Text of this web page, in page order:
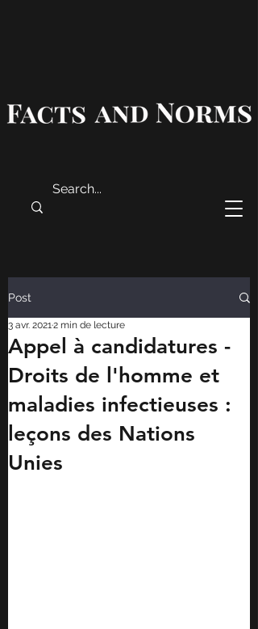
Post
Appel à candidatures -
Droits de l'homme et
maladies infectieuses :
leçons des Nations
Unies
3 avr. 20212 min de lecture